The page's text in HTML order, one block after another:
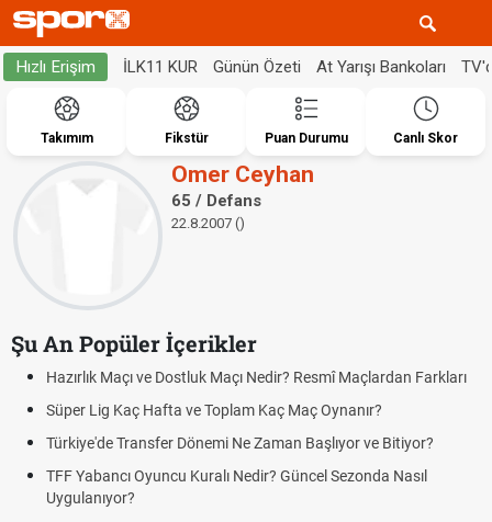
Hızlı Erişim İLK11 KUR Günün Özeti At Yarışı Bankoları
Takımım Fikstür Puan Durumu Canlı Skor
Omer Ceyhan
65 / Defans
22.8.2007 ()
Şu An Popüler İçerikler
Hazırlık Maçı ve Dostluk Maçı Nedir? Resmî Maçlardan Farkları
Süper Lig Kaç Hafta ve Toplam Kaç Maç Oynanır?
Türkiye'de Transfer Dönemi Ne Zaman Başlıyor ve Bitiyor?
TFF Yabancı Oyuncu Kuralı Nedir? Güncel Sezonda Nasıl
Uygulanıyor?